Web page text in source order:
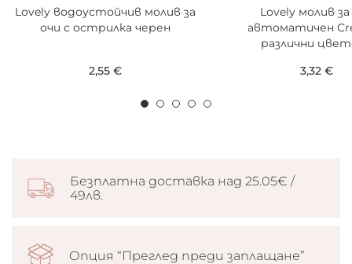
Lovely водоустойчив молив за
очи с острилка черен
2,55 €
Lovely молив
автоматичен
различни
3,32 €
Безплатна доставка над 25.05€ /
49лв.
Опция “Преглед преди заплащане”